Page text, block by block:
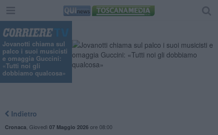
Jovanotti chiama sul
palco i suoi musicisti
e omaggia Guccini:
«Tutti noi gli
dobbiamo qualcosa»
Indietro
Cronaca Giovedì 07 Maggio 2026ore 08:00